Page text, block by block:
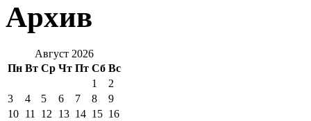
Архив
Август 2026
Пн Вт Ср Чт Пт Сб Вс
1
2
3
4 5 6 7 8
9
10 11 12 13 14 15 16